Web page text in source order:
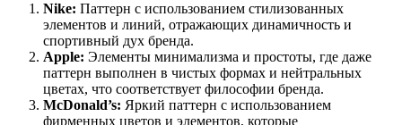
Nike: Паттерн с использованием стилизованных
элементов и линий, отражающих динамичность и
спортивный дух бренда.
Apple: Элементы минимализма и простоты, где даже
паттерн выполнен в чистых формах и нейтральных
цветах, что соответствует философии бренда.
McDonald’s: Яркий паттерн с использованием
фирменных цветов и элементов, которые